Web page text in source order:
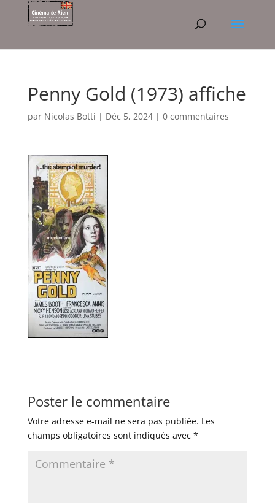
Penny Gold (1973) affiche
par Nicolas Botti | Déc 5, 2024| 0 commentaires
Poster le commentaire
Votre adresse e-mail ne sera pas publiée. Les
champs obligatoires sont indiqués avec *